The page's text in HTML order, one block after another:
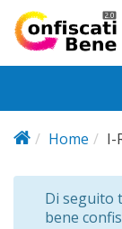
Salta al
Home
I-
Di seguito
bene